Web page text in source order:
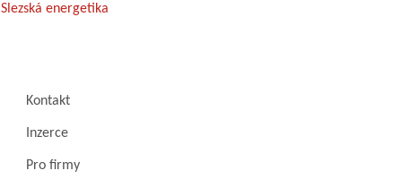
Slezská energetika
Kontakt
Inzerce
Pro firmy